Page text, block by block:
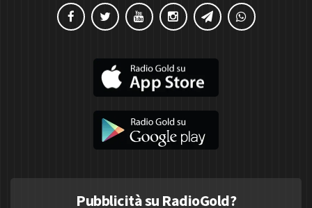
Pubblicità su RadioGold?